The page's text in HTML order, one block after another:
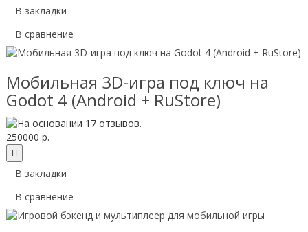
В закладки
В сравнение
Мобильная 3D-игра под ключ на
Godot 4 (Android + RuStore)
250000 р.
В закладки
В сравнение